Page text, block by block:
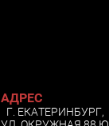
АДРЕС
Г. ЕКАТЕРИНБУРГ,